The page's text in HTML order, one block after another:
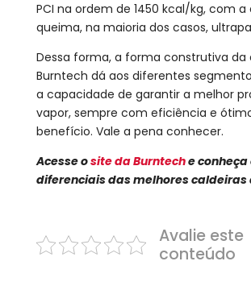
PCI na ordem de 1450 kcal/kg, com
queima, na maioria dos casos,
Dessa forma, a forma construtiva da
Burntech dá aos diferentes
a capacidade de garantir a melhor
vapor, sempre com eficiência e
benefício. Vale a pena conhecer.
Acesse osite da Burnteche conheça
diferenciais das melhores caldeiras
Avalie este
conteúdo